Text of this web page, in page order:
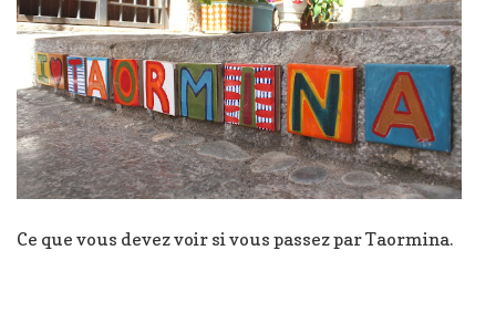
Ce que vous devez voir si vous passez par Taormina.